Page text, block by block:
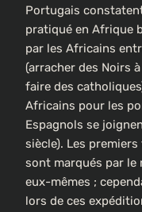
Portugais
pratiqué en Afrique
par les Africains
(arracher des Noirs
faire des
Africains pour les
Espagnols se
siècle). Les
sont marqués par le
eux-mêmes ;
lors de ces